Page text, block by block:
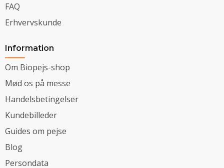
FAQ
Erhvervskunde
Information
Om Biopejs-shop
Mød os på messe
Handelsbetingelser
Kundebilleder
Guides om pejse
Blog
Persondata